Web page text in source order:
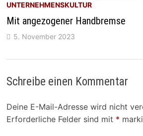
UNTERNEHMENSKULTUR
Mit angezogener Handbremse
5. November 2023
Schreibe einen Kommentar
Deine E-Mail-Adresse wird nicht
Erforderliche Felder sind mit *